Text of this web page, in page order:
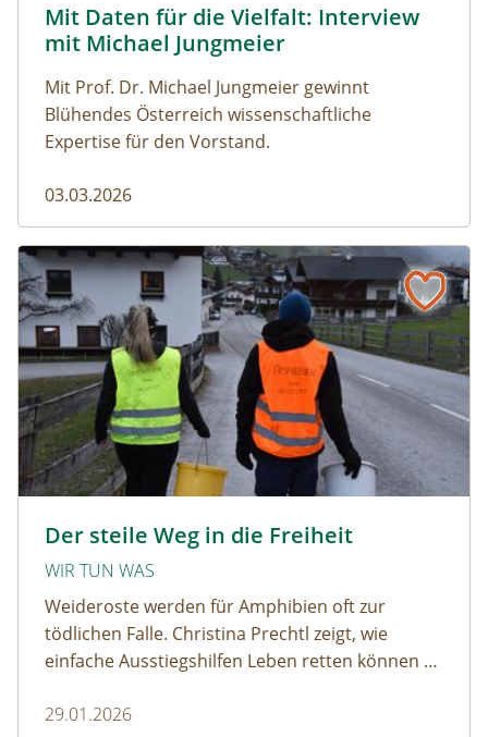
Naturmagazin: Mit Daten für die Vielfalt: Interview mit
Mit Daten für die Vielfalt: Interview
mit Michael Jungmeier
Mit Prof. Dr. Michael Jungmeier gewinnt
Blühendes Österreich wissenschaftliche
Expertise für den Vorstand.
03.03.2026
Der steile Weg in die Freiheit
WIR TUN WAS
Weideroste werden für Amphibien oft zur
tödlichen Falle. Christina Prechtl zeigt, wie
einfache Ausstiegshilfen Leben retten können –
Aufwand.
29.01.2026
Der steile Weg in die Freiheit